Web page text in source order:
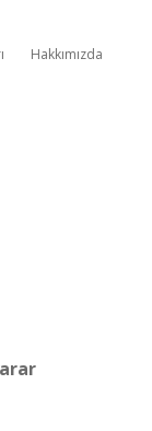
Hakkımızda